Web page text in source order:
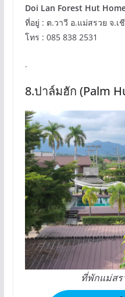
Doi Lan Forest Hut
ที่อยู่ : ต.วาวี อ.แม่สรวย จ.เ
โทร : 085 838 2531
.
8.ปาล์มฮัก (Palm
ที่พักแม่สร